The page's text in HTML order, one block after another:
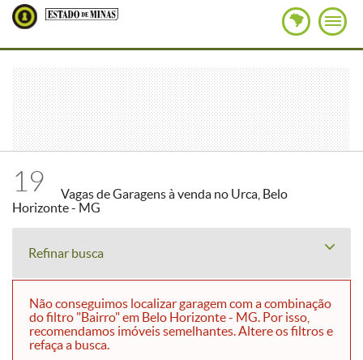
19
Vagas de Garagens à venda no Urca, Belo
Horizonte - MG
Refinar busca
Não conseguimos localizar garagem com a combinação
do filtro "Bairro" em Belo Horizonte - MG. Por isso,
recomendamos imóveis semelhantes. Altere os filtros e
refaça a busca.